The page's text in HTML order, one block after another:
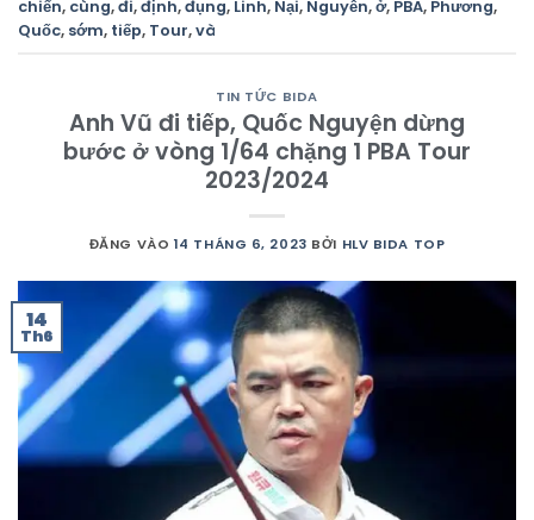
chiến, cùng,đi,định,đụng, Linh, Nại, Nguyễn,ở, PBA, Phương,
Quốc, sớm, tiếp, Tour,và
TIN TỨC BIDA
Anh Vũ đi tiếp, Quốc Nguyện dừng
bước ở vòng 1/64 chặng 1 PBA Tour
2023/2024
ĐĂNG VÀO 14 THÁNG 6, 2023 BỞI HLV BIDA TOP
14
Th6